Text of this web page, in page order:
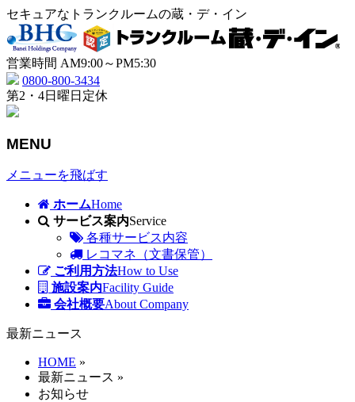
セキュアなトランクルームの蔵・デ・イン
営業時間 AM9:00～PM5:30
0800-800-3434
第2・4日曜日定休
MENU
メニューを飛ばす
ホームHome
サービス案内Service
各種サービス内容
レコマネ（文書保管）
ご利用方法How to Use
施設案内Facility Guide
会社概要About Company
最新ニュース
HOME »
最新ニュース »
お知らせ